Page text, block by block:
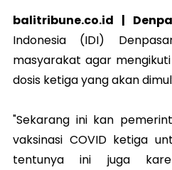
balitribune.co.id |
Indonesia (IDI)
masyarakat agar
dosis ketiga yang akan
"Sekarang ini kan
vaksinasi COVID ketiga
tentunya ini juga